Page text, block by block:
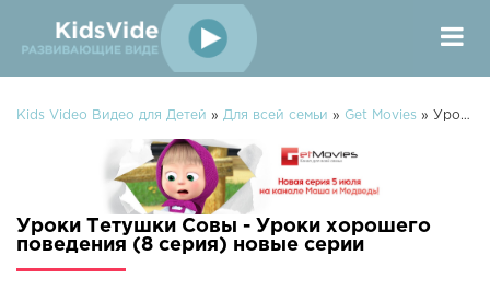
Kids Video Видео для Детей » Для всей семьи » Get Movies » Уроки Тетушки Совы - Уроки хорошего поведения (8 серия)
Уроки Тетушки Совы - Уроки хорошего
поведения (8 серия) новые серии